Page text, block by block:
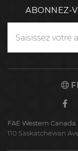
ABONNEZ-
FAE Western Canada
110 Saskatchewan